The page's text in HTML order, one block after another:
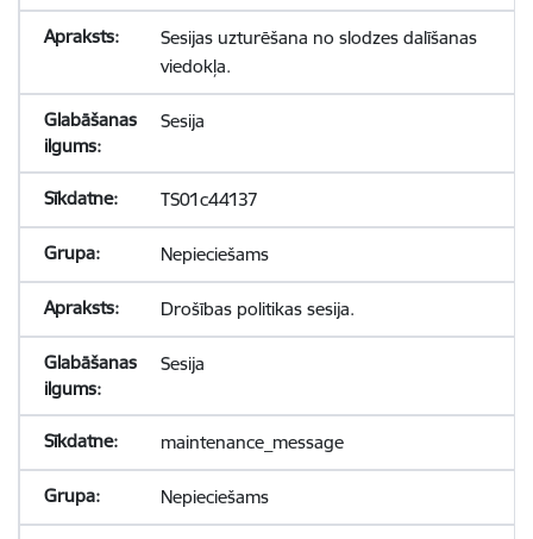
Sesijas uzturēšana no slodzes dalīšanas
viedokļa.
Sesija
TS01c44137
Nepieciešams
Drošības politikas sesija.
Sesija
maintenance_message
Nepieciešams